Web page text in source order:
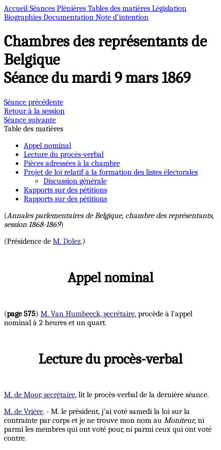
Accueil Séances Plénières Tables des matières Législation
Biographies Documentation Note d’intention
Chambres des représentants de
Belgique
Séance du mardi 9 mars 1869
Séance précédente
Retour à la session
Séance suivante
Table des matières
Appel nominal
Lecture du procès-verbal
Pièces adressées à la chambre
Projet de loi relatif à la formation des listes électorales
Discussion générale
Rapports sur des pétitions
Rapports sur des pétitions
(Annales parlementaires de Belgique, chambre des représentants,
session 1868-1869)
(Présidence de M. Dolez.)
Appel nominal
(page 575) M. Van Humbeeck, secrétaire, procède à l'appel
nominal à 2 heures et un quart.
Lecture du procès-verbal
M. de Moor, secrétaire, lit le procès-verbal de la dernière séance.
M. de Vrière. - M. le président, j'ai voté samedi la loi sur la
contrainte par corps et je ne trouve mon nom au Moniteur, ni
parmi les membres qui ont voté pour, ni parmi ceux qui ont voté
contre.